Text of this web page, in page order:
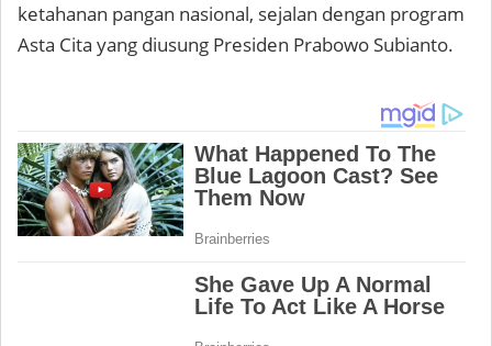
ketahanan pangan nasional, sejalan dengan program
Asta Cita yang diusung Presiden Prabowo Subianto.